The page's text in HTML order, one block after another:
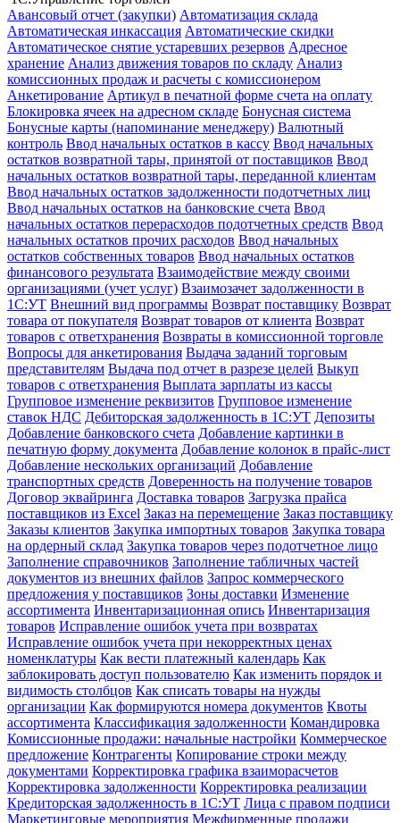
Авансовый отчет (закупки) Автоматизация склада
Автоматическая инкассация Автоматические скидки
Автоматическое снятие устаревших резервов Адресное
хранение Анализ движения товаров по складу Анализ
комиссионных продаж и расчеты с комиссионером
Анкетирование Артикул в печатной форме счета на оплату
Блокировка ячеек на адресном складе Бонусная система
Бонусные карты (напоминание менеджеру) Валютный
контроль Ввод начальных остатков в кассу Ввод начальных
остатков возвратной тары, принятой от поставщиков Ввод
начальных остатков возвратной тары, переданной клиентам
Ввод начальных остатков задолженности подотчетных лиц
Ввод начальных остатков на банковские счета Ввод
начальных остатков перерасходов подотчетных средств Ввод
начальных остатков прочих расходов Ввод начальных
остатков собственных товаров Ввод начальных остатков
финансового результата Взаимодействие между своими
организациями (учет услуг) Взаимозачет задолженности в
1С:УТ Внешний вид программы Возврат поставщику Возврат
товара от покупателя Возврат товаров от клиента Возврат
товаров с ответхранения Возвраты в комиссионной торговле
Вопросы для анкетирования Выдача заданий торговым
представителям Выдача под отчет в разрезе целей Выкуп
товаров с ответхранения Выплата зарплаты из кассы
Групповое изменение реквизитов Групповое изменение
ставок НДС Дебиторская задолженность в 1С:УТ Депозиты
Добавление банковского счета Добавление картинки в
печатную форму документа Добавление колонок в прайс-лист
Добавление нескольких организаций Добавление
транспортных средств Доверенность на получение товаров
Договор эквайринга Доставка товаров Загрузка прайса
поставщиков из Excel Заказ на перемещение Заказ поставщику
Заказы клиентов Закупка импортных товаров Закупка товара
на ордерный склад Закупка товаров через подотчетное лицо
Заполнение справочников Заполнение табличных частей
документов из внешних файлов Запрос коммерческого
предложения у поставщиков Зоны доставки Изменение
ассортимента Инвентаризационная опись Инвентаризация
товаров Исправление ошибок учета при возвратах
Исправление ошибок учета при некорректных ценах
номенклатуры Как вести платежный календарь Как
заблокировать доступ пользователю Как изменить порядок и
видимость столбцов Как списать товары на нужды
организации Как формируются номера документов Квоты
ассортимента Классификация задолженности Командировка
Комиссионные продажи: начальные настройки Коммерческое
предложение Контрагенты Копирование строки между
документами Корректировка графика взаиморасчетов
Корректировка задолженности Корректировка реализации
Кредиторская задолженность в 1С:УТ Лица с правом подписи
Маркетинговые мероприятия Межфирменные продажи